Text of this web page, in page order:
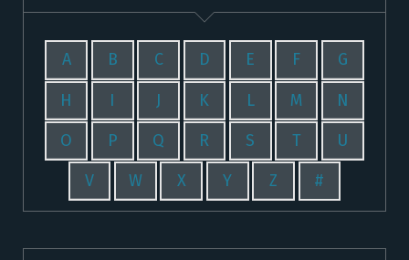
A B C D E F G
H I J K L M N
O P Q R S T U
V W X Y Z #